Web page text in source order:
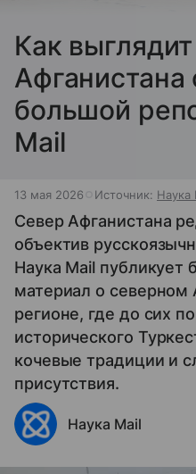
Как
Афганистана
большой
Mail
13 мая 2026 Источник: Наука
Север Афганистана
объектив
Наука Mail публикует
материал о
регионе, где до сих
исторического
кочевые традиции и
присутствия.
Наука Mail